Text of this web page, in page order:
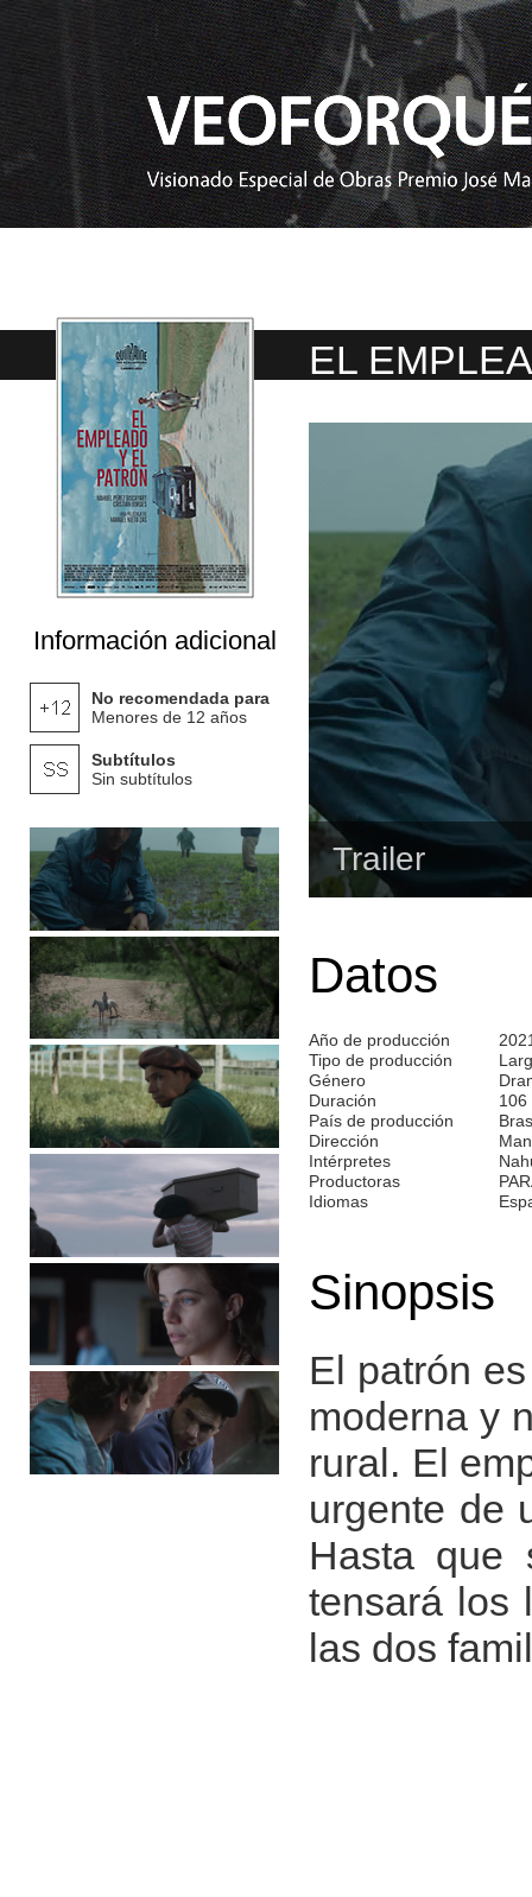
Información adicional
No recomendada para
Menores de 12 años
Subtítulos
Sin subtítulos
EL
Trailer
Datos
Año de producción
Tipo de producción
Género
Duración
106
País de producción
Dirección
Intérpretes
Productoras
Idiomas
Sinopsis
El patrón
moderna y
rural. El
urgente de
Hasta que
tensará los
las dos